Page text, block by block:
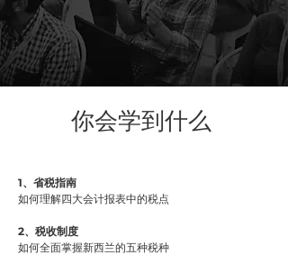
你会学到什么
1、省税指南
如何理解四大会计报表中的税点
2、 税收制度
如何全面掌握新西兰的五种税种